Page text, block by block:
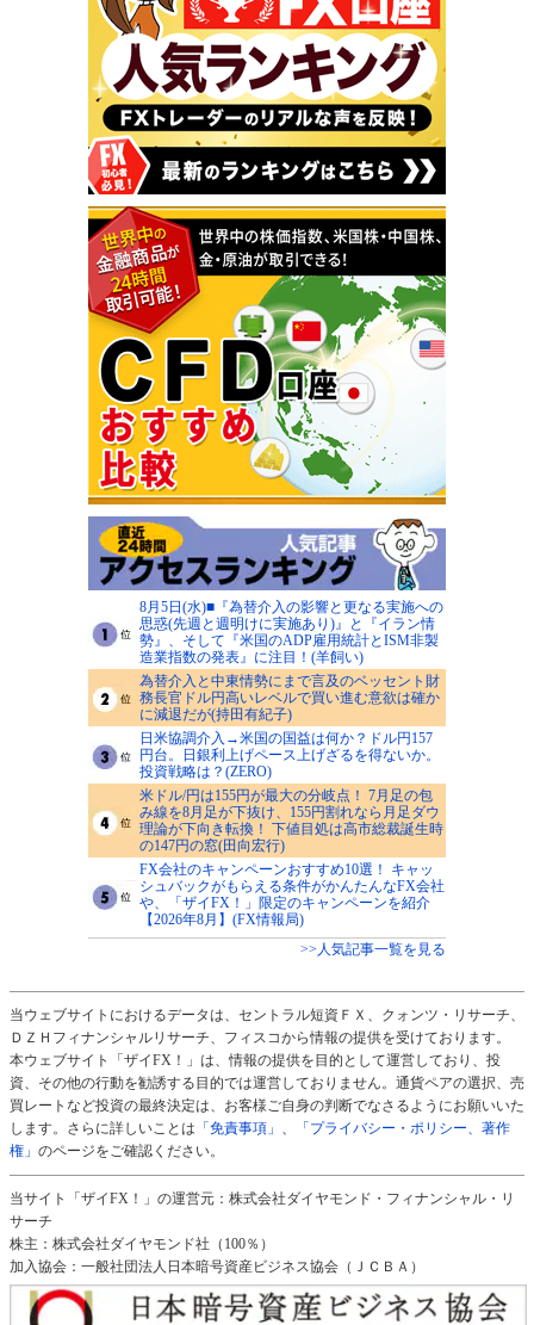
8月5日(水)■『為替介入の影響と更なる実施への
思惑(先週と週明けに実施あり)』と『イラン情
勢』、そして『米国のADP雇用統計とISM非製
造業指数の発表』に注目！(羊飼い)
為替介入と中東情勢にまで言及のベッセント財
務長官ドル円高いレベルで買い進む意欲は確か
に減退だが(持田有紀子)
日米協調介入→米国の国益は何か？ドル円157
円台。日銀利上げペース上げざるを得ないか。
投資戦略は？(ZERO)
米ドル/円は155円が最大の分岐点！ 7月足の包
み線を8月足が下抜け、155円割れなら月足ダウ
理論が下向き転換！ 下値目処は高市総裁誕生時
の147円の窓(田向宏行)
FX会社のキャンペーンおすすめ10選！ キャッ
シュバックがもらえる条件がかんたんなFX会社
や、「ザイFX！」限定のキャンペーンを紹介
【2026年8月】(FX情報局)
>>人気記事一覧を見る
当ウェブサイトにおけるデータは、セントラル短資ＦＸ、クォンツ・リサーチ、
ＤＺＨフィナンシャルリサーチ、フィスコから情報の提供を受けております。
本ウェブサイト「ザイFX！」は、情報の提供を目的として運営しており、投
資、その他の行動を勧誘する目的では運営しておりません。通貨ペアの選択、売
買レートなど投資の最終決定は、お客様ご自身の判断でなさるようにお願いいた
します。さらに詳しいことは 「免責事項」
「プライバシー・ポリシー、著作
権」 のページをご確認ください。
当サイト「ザイFX！」の運営元：株式会社ダイヤモンド・フィナンシャル・リ
サーチ
株主：株式会社ダイヤモンド社（100％）
加入協会：一般社団法人日本暗号資産ビジネス協会（ＪＣＢＡ）